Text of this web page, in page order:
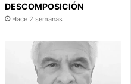
DESCOMPOSICIÓN
Hace 2 semanas